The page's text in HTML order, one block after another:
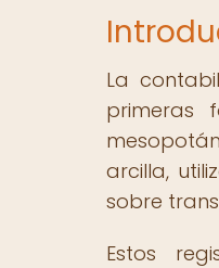
La
primeras
arcilla,
sobre
Estos